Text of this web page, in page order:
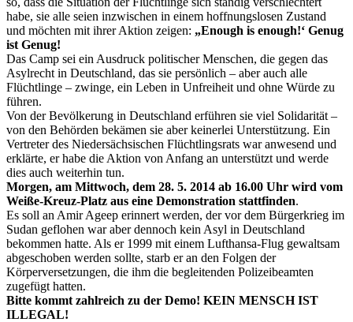
habe, sie alle seien inzwischen in einem hoffnungslosen Zustand
und möchten mit ihrer Aktion zeigen: „Enough is enough!‘ Genug
ist Genug!
Das Camp sei ein Ausdruck politischer Menschen, die gegen das
Asylrecht in Deutschland, das sie persönlich – aber auch alle
Flüchtlinge – zwinge, ein Leben in Unfreiheit und ohne Würde zu
führen.
Von der Bevölkerung in Deutschland erführen sie viel Solidarität –
von den Behörden bekämen sie aber keinerlei Unterstützung. Ein
Vertreter des Niedersächsischen Flüchtlingsrats war anwesend und
erklärte, er habe die Aktion von Anfang an unterstützt und werde
dies auch weiterhin tun.
Morgen, am Mittwoch, dem 28. 5. 2014 ab 16.00 Uhr wird vom
Weiße-Kreuz-Platz aus eine Demonstration stattfinden.
Es soll an Amir Ageep erinnert werden, der vor dem Bürgerkrieg im
Sudan geflohen war aber dennoch kein Asyl in Deutschland
bekommen hatte. Als er 1999 mit einem Lufthansa-Flug gewaltsam
abgeschoben werden sollte, starb er an den Folgen der
Körperversetzungen, die ihm die begleitenden Polizeibeamten
zugefügt hatten.
Bitte kommt zahlreich zu der Demo! KEIN MENSCH IST
ILLEGAL!